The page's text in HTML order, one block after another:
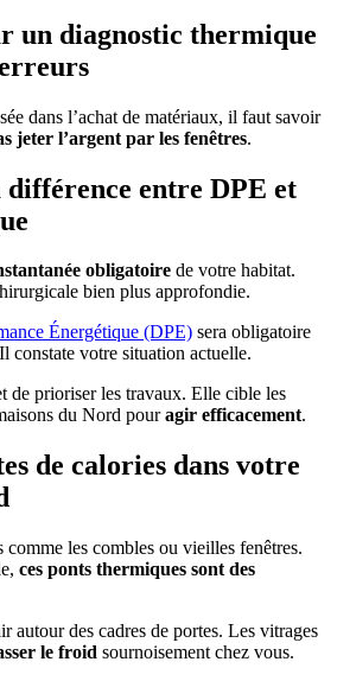
un diagnostic thermique
dans l’achat de matériaux, il faut savoir
jeter l’argent par les fenêtres.
entre DPE et
obligatoire de votre habitat.
bien plus approfondie.
Énergétique (DPE) sera obligatoire
constate votre situation actuelle.
de prioriser les travaux. Elle cible les
du Nord pouragir efficacement.
de calories dans votre
les combles ou vieilles fenêtres.
ces ponts thermiques sont des
autour des cadres de portes. Les vitrages
le froid sournoisement chez vous.